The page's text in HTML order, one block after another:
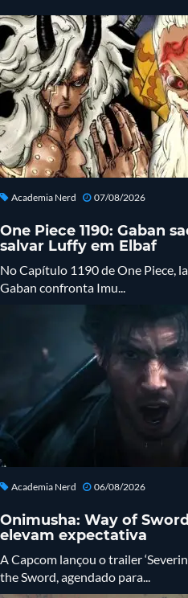
Academia Nerd 07/08/2026
One Piece 1190: Gaban
salvar Luffy em Elbaf
No Capítulo 1190 de One Piece,
Gaban confronta Imu...
Academia Nerd 06/08/2026
Onimusha: Way of
elevam expectativa
A Capcom lançou o trailer
the Sword, agendado para...